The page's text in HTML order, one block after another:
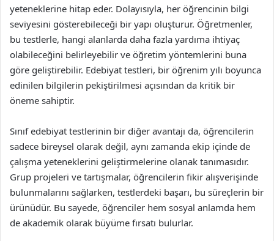
yeteneklerine hitap eder. Dolayısıyla, her öğrencinin bilgi
seviyesini gösterebileceği bir yapı oluşturur. Öğretmenler,
bu testlerle, hangi alanlarda daha fazla yardıma ihtiyaç
olabileceğini belirleyebilir ve öğretim yöntemlerini buna
göre geliştirebilir. Edebiyat testleri, bir öğrenim yılı boyunca
edinilen bilgilerin pekiştirilmesi açısından da kritik bir
öneme sahiptir.
Sınıf edebiyat testlerinin bir diğer avantajı da, öğrencilerin
sadece bireysel olarak değil, aynı zamanda ekip içinde de
çalışma yeteneklerini geliştirmelerine olanak tanımasıdır.
Grup projeleri ve tartışmalar, öğrencilerin fikir alışverişinde
bulunmalarını sağlarken, testlerdeki başarı, bu süreçlerin bir
ürünüdür. Bu sayede, öğrenciler hem sosyal anlamda hem
de akademik olarak büyüme fırsatı bulurlar.